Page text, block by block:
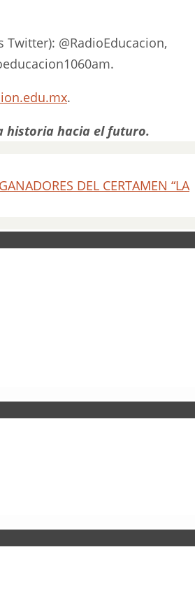
@RadioEducacion,
.
historia hacia el futuro.
DEL CERTAMEN “LA